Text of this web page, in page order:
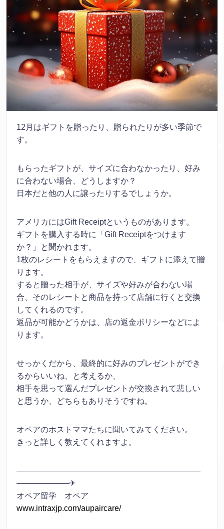
12月はギフトを贈ったり、贈られたりが多い季節で
す。
もらったギフトが、サイズに合わなかったり、好み
に合わない場合、どうしますか？
日本だと他の人に譲ったりするでしょうか。
アメリカにはGift Receiptというものがあります。
ギフトを購入する時に「Gift Receiptをつけます
か？」と聞かれます。
1枚のレシートをもらえますので、ギフトに添えて贈
ります。
すると贈った相手が、サイズや好みが合わない場
合、そのレシートと商品を持って店舗に行くと交換
してくれるのです。
返品が可能かどうかは、店の返金ポリシーなどによ
ります。
せっかくだから、最終的に好みのプレゼントができ
るからいいね、と考えるか、
相手を思って選んだプレゼントが交換されて悲しい
と思うか、どちらもありそうですね。
オペアのホストママたちに聞いてみてください。
きっと詳しく教えてくれますよ。
———————————————————————
——————–✈
オペア留学 オペア
www.intraxjp.com/aupaircare/